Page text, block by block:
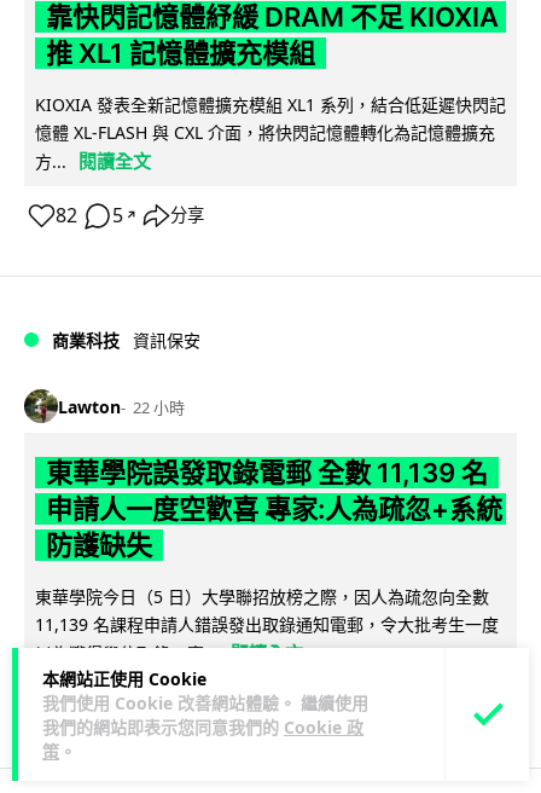
本網站正使用 Cookie
我們使用 Cookie 改善網站體驗。 繼續使用
我們的網站即表示您同意我們的 Cookie 政
策 。
靠快閃記憶體紓緩 DRAM 不足 KIOXIA
推 XL1 記憶體擴充模組
KIOXIA 發表全新記憶體擴充模組 XL1 系列，結合低延遲快閃記
憶體 XL-FLASH 與 CXL 介面，將快閃記憶體轉化為記憶體擴充
方...
閱讀全文
82 5 ↗ 分享
商業科技 資訊保安
Lawton 22 小時
東華學院誤發取錄電郵 全數 11,139 名
申請人一度空歡喜 專家:人為疏忽+系統
防護缺失
東華學院今日（5 日）大學聯招放榜之際，因人為疏忽向全數
11,139 名課程申請人錯誤發出取錄通知電郵，令大批考生一度
以為獲得學位取錄，事... 閱讀全文
145 17 ↗ 分享